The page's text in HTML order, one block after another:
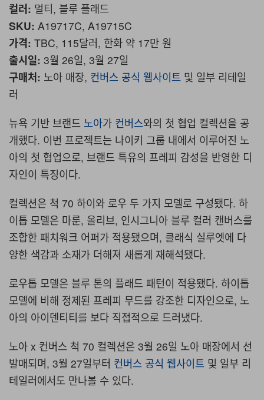
컬러: 멀티, 블루 플래드
SKU: A19717C, A19715C
가격: TBC, 115달러, 한화 약 17만 원
출시일: 3월 26일, 3월 27일
구매처: 노아 매장, 컨버스 공식 웹사이트 및 일부 리테일
러
뉴욕 기반 브랜드 노아가 컨버스와의 첫 협업 컬렉션을 공
개했다. 이번 프로젝트는 나이키 그룹 내에서 이루어진 노
아의 첫 협업으로, 브랜드 특유의 프레피 감성을 반영한 디
자인이 특징이다.
컬렉션은 척 70 하이와 로우 두 가지 모델로 구성됐다. 하
이톱 모델은 마룬, 올리브, 인시그니아 블루 컬러 캔버스를
조합한 패치워크 어퍼가 적용됐으며, 클래식 실루엣에 다
양한 색감과 소재가 더해져 새롭게 재해석됐다.
로우톱 모델은 블루 톤의 플래드 패턴이 적용됐다. 하이톱
모델에 비해 정제된 프레피 무드를 강조한 디자인으로, 노
아의 아이덴티티를 보다 직접적으로 드러냈다.
노아 x 컨버스 척 70 컬렉션은 3월 26일 노아 매장에서 선
발매되며, 3월 27일부터 컨버스 공식 웹사이트 및 일부 리
테일러에서도 만나볼 수 있다.